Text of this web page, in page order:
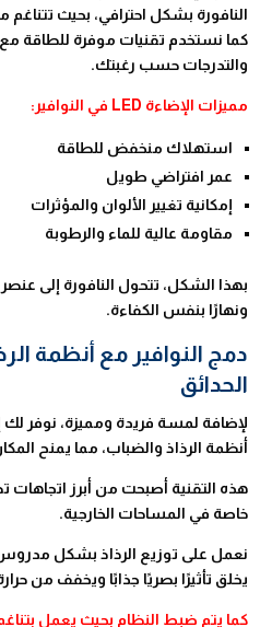
النافورة بشكل احترافي، بحيث تتناغم
كما نستخدم تقنيات موفرة للطاقة مع
والتدرجات حسب رغبتك.
مميزات الإضاءة LED في النوافير:
استهلاك منخفض للطاقة
عمر افتراضي طويل
إمكانية تغيير الألوان والمؤثرات
مقاومة عالية للماء والرطوبة
بهذا الشكل، تتحول النافورة إلى
ونهارًا بنفس الكفاءة.
دمج النوافير مع أنظمة
الحدائق
لإضافة لمسة فريدة ومميزة، نوفر لك
أنظمة الرذاذ والضباب، مما يمنح
هذه التقنية أصبحت من أبرز اتجاهات
خاصة في المساحات الخارجية.
نعمل على توزيع الرذاذ بشكل مدروس
يخلق تأثيرًا بصريًا جذابًا ويخفف من
كما يتم ضبط النظام بحيث يعمل بتناغم